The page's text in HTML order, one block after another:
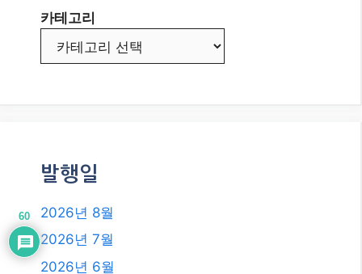
카테고리
발행일
2026년 8월
2026년 7월
2026년 6월
60